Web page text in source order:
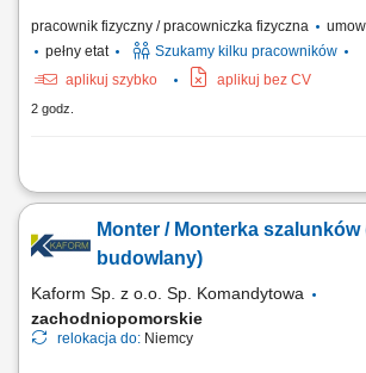
pracownik fizyczny / pracowniczka fizyczna
pełny etat
Szukamy kilku pracowników
aplikuj szybko
aplikuj bez CV
2 godz.
Opis stanowiska: Szalowanie: ścian, stropów,
prefabrykatów betonowych; Betonowanie;
Monter / Monterka szalunków
budowlany)
Kaform Sp. z o.o. Sp. Komandytowa
zachodniopomorskie
relokacja do: Niemcy